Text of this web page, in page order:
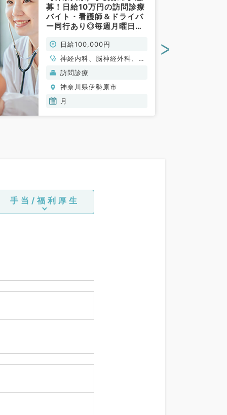
募！日給10万円の訪問診療
バイト・看護師＆ドライバ
ー同行あり◎毎週月曜日の
可能（内科系・外科系／非
常勤）
日給100,000円
神経内科、脳神経外科、呼
吸器外科、心臓血管外科、
一般内科、循環器内科、消
化器内科、内分泌・代謝内
科、腎臓内科、老年内科、
訪問診療
神奈川県伊勢原市
月
>
手当/福利厚生